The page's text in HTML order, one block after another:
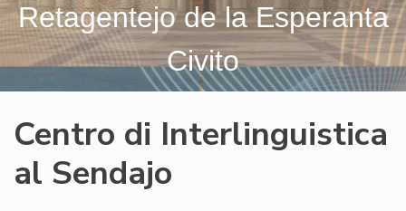
Retagentejo de la Esperanta
Civito
Centro di Interlinguistica
al Sendajo